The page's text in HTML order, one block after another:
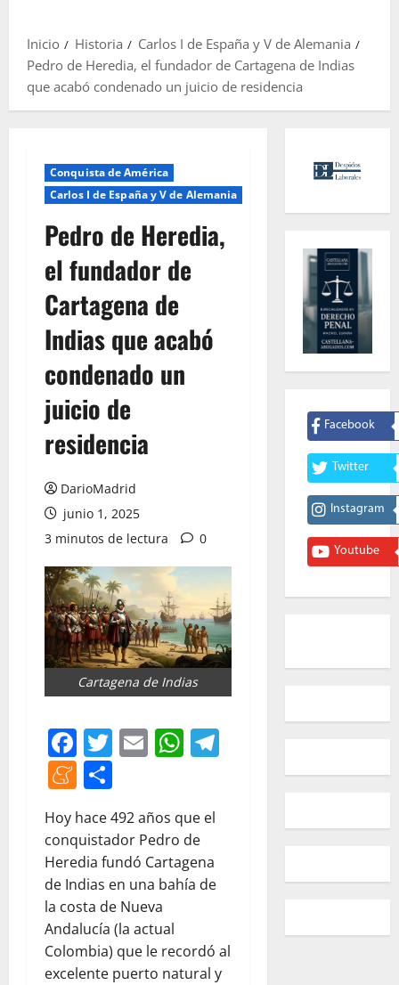
Inicio Historia
Carlos I de España y V de Alemania
Pedro de Heredia, el fundador de Cartagena de Indias
que acabó condenado un juicio de residencia
Conquista de América
Carlos I de España y V de Alemania
Pedro de Heredia,
el fundador de
Cartagena de
Indias que acabó
condenado un
juicio de
residencia
DarioMadrid
junio 1, 2025
3 minutos de lectura
0
Cartagena de Indias
Facebook
Twitter
EmailWhatsApp
Meneame
Hoy hace 492 años que el
conquistador Pedro de
Heredia fundó Cartagena
de Indias en una bahía de
la costa de Nueva
Andalucía (la actual
Colombia) que le recordó al
excelente puerto natural y
Facebook
Twitter
Instagram
Youtube